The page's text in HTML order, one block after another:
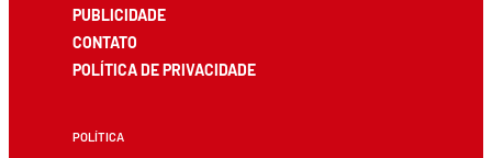
PUBLICIDADE
CONTATO
POLÍTICA DE PRIVACIDADE
POLÍTICA